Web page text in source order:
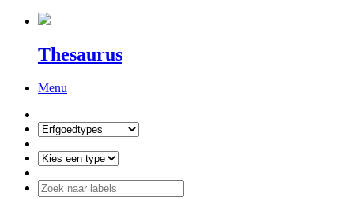
Thesaurus
Menu